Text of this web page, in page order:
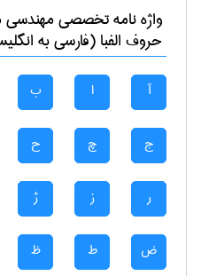
واژه نامه تخصصیمهندسی
حروف الفبا (فارسی به
آ ا ب
ج چ ح
ر ز ژ
ض ط ظ